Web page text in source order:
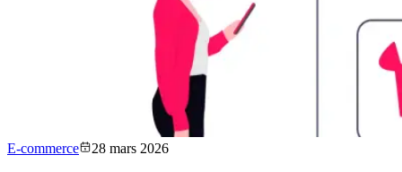
E-commerce 28 mars 2026